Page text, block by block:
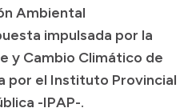
Ambiental
impulsada por la
y Cambio Climático de
por el Instituto Provincial
-IPAP-.